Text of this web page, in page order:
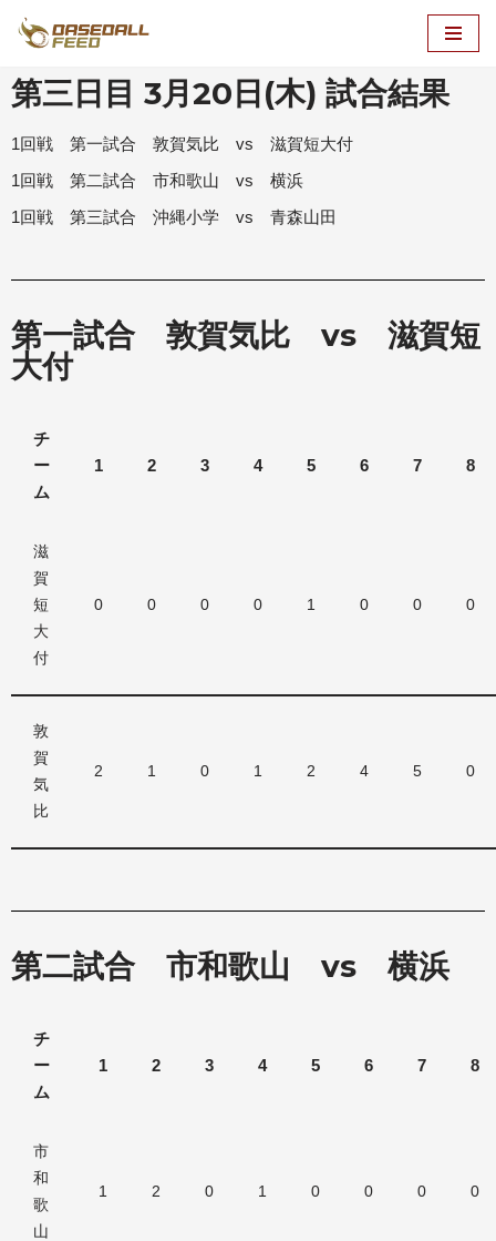
ン
テ
ン
へ
ス
第三日目 3月20日(木) 試合結果
1回戦 第一試合 敦賀気比 vs 滋賀短大付
1回戦 第二試合 市和歌山 vs 横浜
1回戦 第三試合 沖縄小学 vs 青森山田
第一試合 敦賀気比 vs 滋賀短
大付
チ
ー
ム
1 2 3 4 5 6 7 8
滋
賀
短
大
付
0 0 0 0 1 0 0 0
敦
賀
気
比
2 1 0 1 2 4 5 0
第二試合 市和歌山 vs 横浜
チ
ー
ム
1 2 3 4 5 6 7 8
市
和
歌
山
1 2 0 1 0 0 0 0